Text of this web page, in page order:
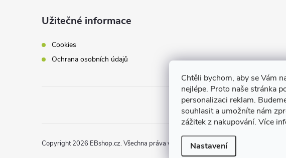
Chtěli bychom, aby se Vám
nejlépe. Proto naše stránka
personalizaci reklam.
souhlasit a umožníte nám
zážitek z nakupování. Více
Nastavení
Užitečné informace
Cookies
Ochrana osobních údajů
Copyright 2026 EBshop.cz. Všechna práva vyhrazena.